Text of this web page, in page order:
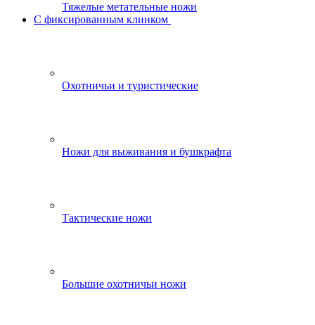
Тяжелые метательные ножи
С фиксированным клинком
Охотничьи и туристические
Ножи для выживания и бушкрафта
Тактические ножи
Большие охотничьи ножи